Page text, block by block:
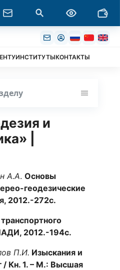
ИНСТИТУТЫКОНТАКТЫ
и
|
А.А. Основы
геодезические
2012.-272с.
2012.-194с.
П.И. Изыскания и
/ Кн. 1. – М.: Высшая